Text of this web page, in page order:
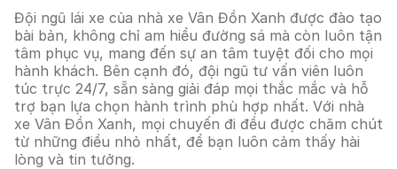
Đội ngũ lái xe của nhà xe Vân Đồn Xanh được đào tạo
bài bản, không chỉ am hiểu đường sá mà còn luôn tận
tâm phục vụ, mang đến sự an tâm tuyệt đối cho mọi
hành khách. Bên cạnh đó, đội ngũ tư vấn viên luôn
túc trực 24/7, sẵn sàng giải đáp mọi thắc mắc và hỗ
trợ bạn lựa chọn hành trình phù hợp nhất. Với nhà
xe Vân Đồn Xanh, mọi chuyến đi đều được chăm chút
từ những điều nhỏ nhất, để bạn luôn cảm thấy hài
lòng và tin tưởng.